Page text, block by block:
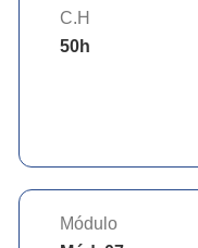
C.H
50h
Módulo